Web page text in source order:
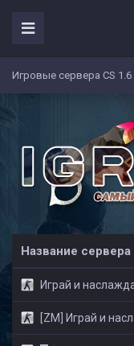
Игровые сервера CS 1.6
Название сервера
Играй и
[ZM] Играй и